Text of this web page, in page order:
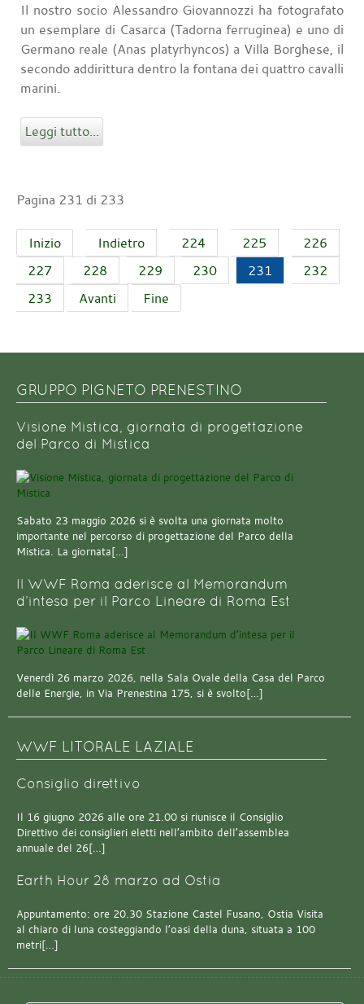
Il nostro socio Alessandro Giovannozzi ha fotografato
un esemplare di Casarca (Tadorna ferruginea) e uno di
Germano reale (Anas platyrhyncos) a Villa Borghese, il
secondo addirittura dentro la fontana dei quattro cavalli
marini.
Leggi tutto...
Pagina 231 di 233
Inizio Indietro 224 225
226
227
228 229 230 231
232
233
Avanti Fine
GRUPPO PIGNETO PRENESTINO
Visione Mistica, giornata di progettazione
del Parco di Mistica
Sabato 23 maggio 2026 si è svolta una giornata molto
importante nel percorso di progettazione del Parco della
Mistica. La giornata[…]
Il WWF Roma aderisce al Memorandum
d’intesa per il Parco Lineare di Roma Est
Venerdì 26 marzo 2026, nella Sala Ovale della Casa del Parco
delle Energie, in Via Prenestina 175, si è svolto[…]
WWF LITORALE LAZIALE
Consiglio direttivo
Il 16 giugno 2026 alle ore 21.00 si riunisce il Consiglio
Direttivo dei consiglieri eletti nell’ambito dell’assemblea
annuale del 26[…]
Earth Hour 28 marzo ad Ostia
Appuntamento: ore 20.30 Stazione Castel Fusano, Ostia Visita
al chiaro di luna costeggiando l’oasi della duna, situata a 100
metri[…]